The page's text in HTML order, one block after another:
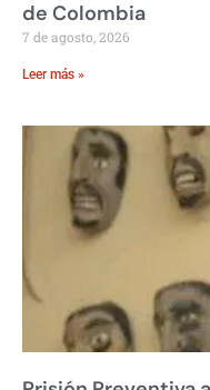
de Colombia
7 de agosto, 2026
Leer más »